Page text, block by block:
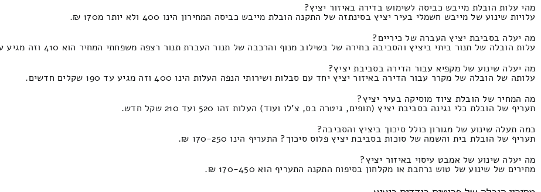
מהי עלות הובלת מייבש כביסה לשימוש בדירה באיזור יציץ?
עלויות שינוע של מייבש חשמלי בעיר יציץ בסינתזה של התקנה הובלת מייבש כביסה המחירון הינו 400 ולא יותר מ170 ₪.
מה יעלה בסביבת יציץ העברה של כיריים?
עלות הובלה של תנור ביתי ביציץ והסביבה בחירה של בשילוב מנוף והרכבה של תנור העברת תנור רצפה משפחתי המחיר הוא 410 וזה מגיע עד 180 שקל חדש.
מה יעלה שינוע של מקפיא עבור הדירה בסביבת יציץ?
עלותה של הובלה של מקרר עבור הדירה באיזור יציץ יחד עם סבלות ושירותי הנפה העלות הינו 400 וזה מגיע עד 190 שקלים חדשים.
מה המחיר של הובלת ציוד מוסיקה בעיר יציץ?
תעריף של הובלת כלי נגינה בסביבת יציץ (תופים, גיטרה בס, צ'לו ועוד) העלות זהו 520 ועד 210 שקל חדש.
כמה תעלה שינוע של מגורון כולל סיכוך ביציץ והסביבה?
תעריף של הובלת בית והשמה של סוכות בסביבת יציץ פלוס סיכוך? התעריף הינו 170-250 ₪.
מה יעלה שינוע של אמבט עיסוי באיזור יציץ?
מחירים של שינוע של טוש נרחבת או מקלחון בסיפוח התקנה התעריף הוא 170-450 ₪.